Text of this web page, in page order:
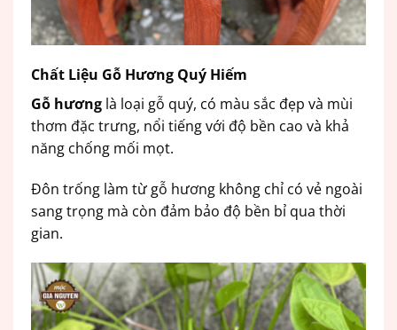
Chất Liệu Gỗ Hương Quý Hiếm
Gỗ hương là loại gỗ quý, có màu sắc đẹp và mùi
thơm đặc trưng, nổi tiếng với độ bền cao và khả
năng chống mối mọt.
Đôn trống làm từ gỗ hương không chỉ có vẻ ngoài
sang trọng mà còn đảm bảo độ bền bỉ qua thời
gian.